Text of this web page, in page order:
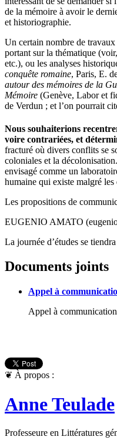
de la mémoire à avoir le
et historiographie.
Un certain nombre de
portant sur la thématique
etc.), ou les analyses
conquête romaine, Paris, E.
autour des mémoires de la
Mémoire (Genève, Labor et
de Verdun ; et l’on pourrait
Nous souhaiterions
voire contrariées, et
fracturé où divers conflits se
coloniales et la
envisagé comme un
humaine qui existe malgré les
Les propositions de
EUGENIO AMATO
La journée d’études se tiendra
Documents joints
Appel à
Appel à
❦ À propos :
Anne Teulade
Professeure en Littératures